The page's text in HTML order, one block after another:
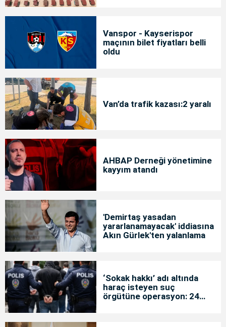
Vanspor - Kayserispor
maçının bilet fiyatları belli
oldu
Van’da trafik kazası:2 yaralı
AHBAP Derneği yönetimine
kayyım atandı
'Demirtaş yasadan
yararlanamayacak' iddiasına
Akın Gürlek'ten yalanlama
‘Sokak hakkı’ adı altında
haraç isteyen suç
örgütüne operasyon: 24